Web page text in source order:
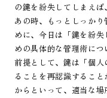
の鍵を紛失してしまえば
あの時、もっとしっか
めに、今日は「鍵を紛
めの具体的な管理術に
前提として、鍵は「個
ることを再認識するこ
からといって、適当な